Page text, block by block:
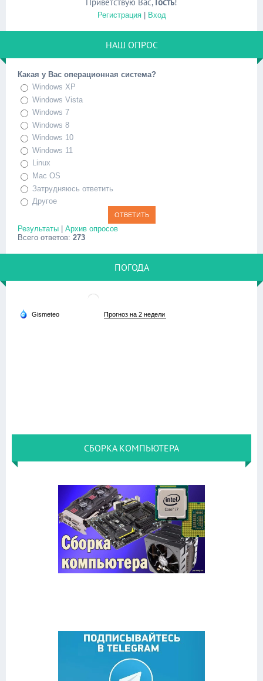
Регистрация| Вход
НАШ ОПРОС
Какая у Вас операционная система?
Windows XP
Windows Vista
Windows 7
Windows 8
Windows 10
Windows 11
Linux
Mac OS
Затрудняюсь ответить
Другое
Результаты | Архив опросов
Всего ответов: 273
ПОГОДА
СБОРКА КОМПЬЮТЕРА